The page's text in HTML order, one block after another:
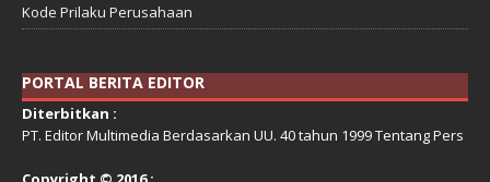
Kode Prilaku Perusahaan
PORTAL BERITA EDITOR
Diterbitkan :
PT. Editor Multimedia Berdasarkan UU. 40 tahun 1999 Tentang Pers